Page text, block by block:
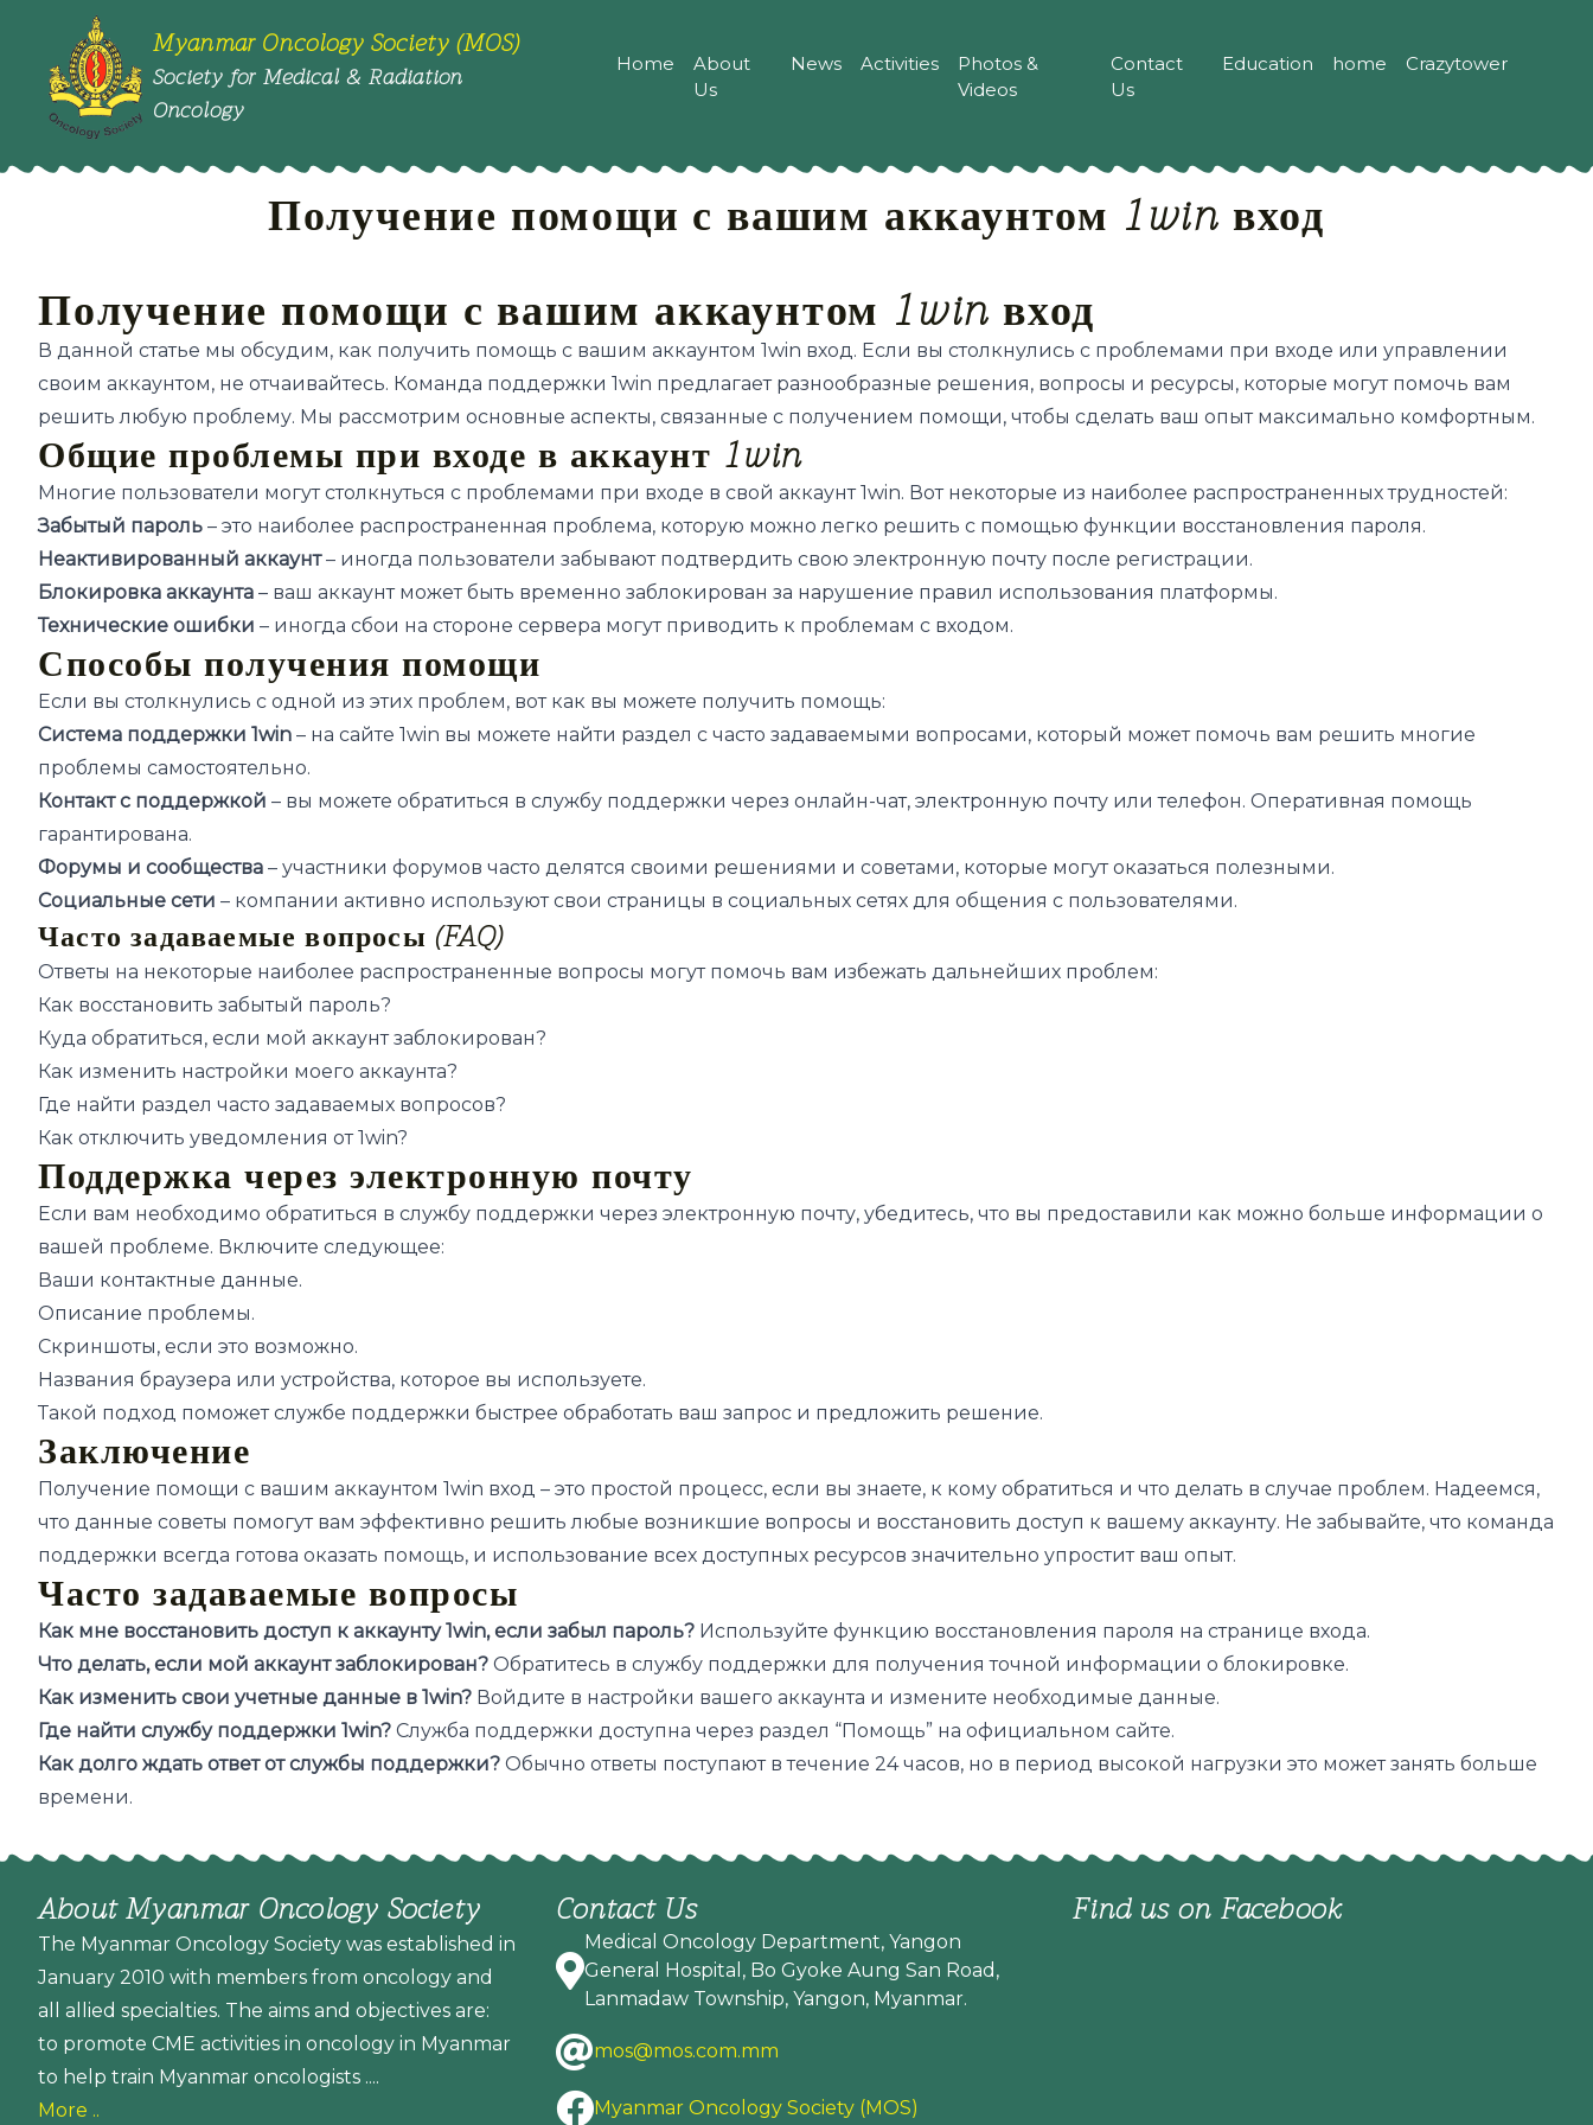
Myanmar Oncology Society (MOS)
Society for Medical & Radiation
Oncology
Home
About
Us
News Activities
Photos &
Videos
Contact
Us
Education home Crazytower
Получение помощи с вашим аккаунтом 1win вход
Получение помощи с вашим аккаунтом 1win вход
В данной статье мы обсудим, как получить помощь с вашим аккаунтом 1win вход. Если вы столкнулись с проблемами при входе или управлении
своим аккаунтом, не отчаивайтесь. Команда поддержки 1win предлагает разнообразные решения, вопросы и ресурсы, которые могут помочь вам
решить любую проблему. Мы рассмотрим основные аспекты, связанные с получением помощи, чтобы сделать ваш опыт максимально комфортным.
Общие проблемы при входе в аккаунт 1win
Многие пользователи могут столкнуться с проблемами при входе в свой аккаунт 1win. Вот некоторые из наиболее распространенных трудностей:
Забытый пароль – это наиболее распространенная проблема, которую можно легко решить с помощью функции восстановления пароля.
Неактивированный аккаунт– иногда пользователи забывают подтвердить свою электронную почту после регистрации.
Блокировка аккаунта – ваш аккаунт может быть временно заблокирован за нарушение правил использования платформы.
Технические ошибки – иногда сбои на стороне сервера могут приводить к проблемам с входом.
Способы получения помощи
Если вы столкнулись с одной из этих проблем, вот как вы можете получить помощь:
Система поддержки 1win – на сайте 1win вы можете найти раздел с часто задаваемыми вопросами, который может помочь вам решить многие
проблемы самостоятельно.
Контакт с поддержкой – вы можете обратиться в службу поддержки через онлайн-чат, электронную почту или телефон. Оперативная помощь
гарантирована.
Форумы и сообщества – участники форумов часто делятся своими решениями и советами, которые могут оказаться полезными.
Социальные сети – компании активно используют свои страницы в социальных сетях для общения с пользователями.
Часто задаваемые вопросы (FAQ)
Ответы на некоторые наиболее распространенные вопросы могут помочь вам избежать дальнейших проблем:
Как восстановить забытый пароль?
Куда обратиться, если мой аккаунт заблокирован?
Как изменить настройки моего аккаунта?
Где найти раздел часто задаваемых вопросов?
Как отключить уведомления от 1win?
Поддержка через электронную почту
Если вам необходимо обратиться в службу поддержки через электронную почту, убедитесь, что вы предоставили как можно больше информации о
вашей проблеме. Включите следующее:
Ваши контактные данные.
Описание проблемы.
Скриншоты, если это возможно.
Названия браузера или устройства, которое вы используете.
Такой подход поможет службе поддержки быстрее обработать ваш запрос и предложить решение.
Заключение
Получение помощи с вашим аккаунтом 1win вход – это простой процесс, если вы знаете, к кому обратиться и что делать в случае проблем. Надеемся,
что данные советы помогут вам эффективно решить любые возникшие вопросы и восстановить доступ к вашему аккаунту. Не забывайте, что команда
поддержки всегда готова оказать помощь, и использование всех доступных ресурсов значительно упростит ваш опыт.
Часто задаваемые вопросы
Как мне восстановить доступ к аккаунту 1win, если забыл пароль? Используйте функцию восстановления пароля на странице входа.
Что делать, если мой аккаунт заблокирован? Обратитесь в службу поддержки для получения точной информации о блокировке.
Как изменить свои учетные данные в 1win? Войдите в настройки вашего аккаунта и измените необходимые данные.
Где найти службу поддержки 1win? Служба поддержки доступна через раздел “Помощь” на официальном сайте.
Как долго ждать ответ от службы поддержки? Обычно ответы поступают в течение 24 часов, но в период высокой нагрузки это может занять больше
времени.
About Myanmar Oncology Society
The Myanmar Oncology Society was established in
January 2010 with members from oncology and
all allied specialties. The aims and objectives are:
to promote CME activities in oncology in Myanmar
to help train Myanmar oncologists ....
More ..
Contact Us
Medical Oncology Department, Yangon
General Hospital, Bo Gyoke Aung San Road,
Lanmadaw Township, Yangon, Myanmar.
mos@mos.com.mm
Myanmar Oncology Society (MOS)
Find us on Facebook